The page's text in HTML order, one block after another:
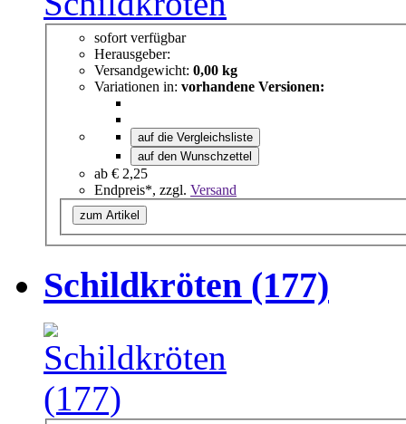
sofort verfügbar
Herausgeber:
Versandgewicht: 0,00 kg
Variationen in: vorhandene Versionen:
auf die Vergleichsliste
auf den Wunschzettel
ab € 2,25
Endpreis*, zzgl. Versand
zum Artikel
Schildkröten (177)